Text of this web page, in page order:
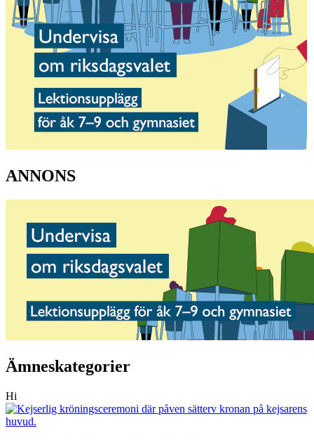
ANNONS
Ämneskategorier
Hi